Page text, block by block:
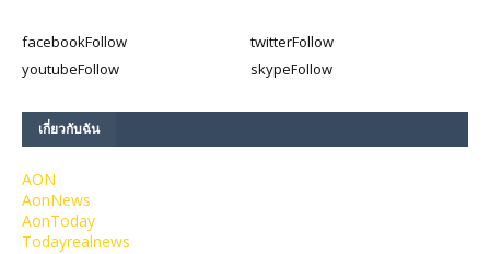
facebookFollow twitterFollow
youtubeFollow skypeFollow
เกี่ยวกับฉัน
AON
AonNews
AonToday
Todayrealnews